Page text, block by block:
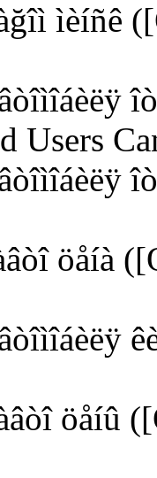
ìèíñê
Users
öåíà
öåíû